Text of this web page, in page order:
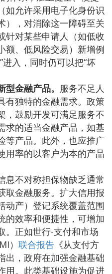
如允许采用电子化身份识
），对消除这一障碍至关
针对某些申请人（如低收
额、低风险交易）新增例
入，同时仍可以把“坏
金融产品。 服务不足人
有独特的金融需求。政策
，鼓励开发可满足服务不
求的适当金融产品，如基
等产品。此外，也应推广
用率的以客户为本的产品
息不对称担保物缺乏通常
取金融服务。扩大信用报
动产）登记系统覆盖范围
的效率和便捷性，可增加
。正如世行-支付和市场
） 联合报告 《从支付方
出，政府在加强金融基础
用。此类基础设施为促进